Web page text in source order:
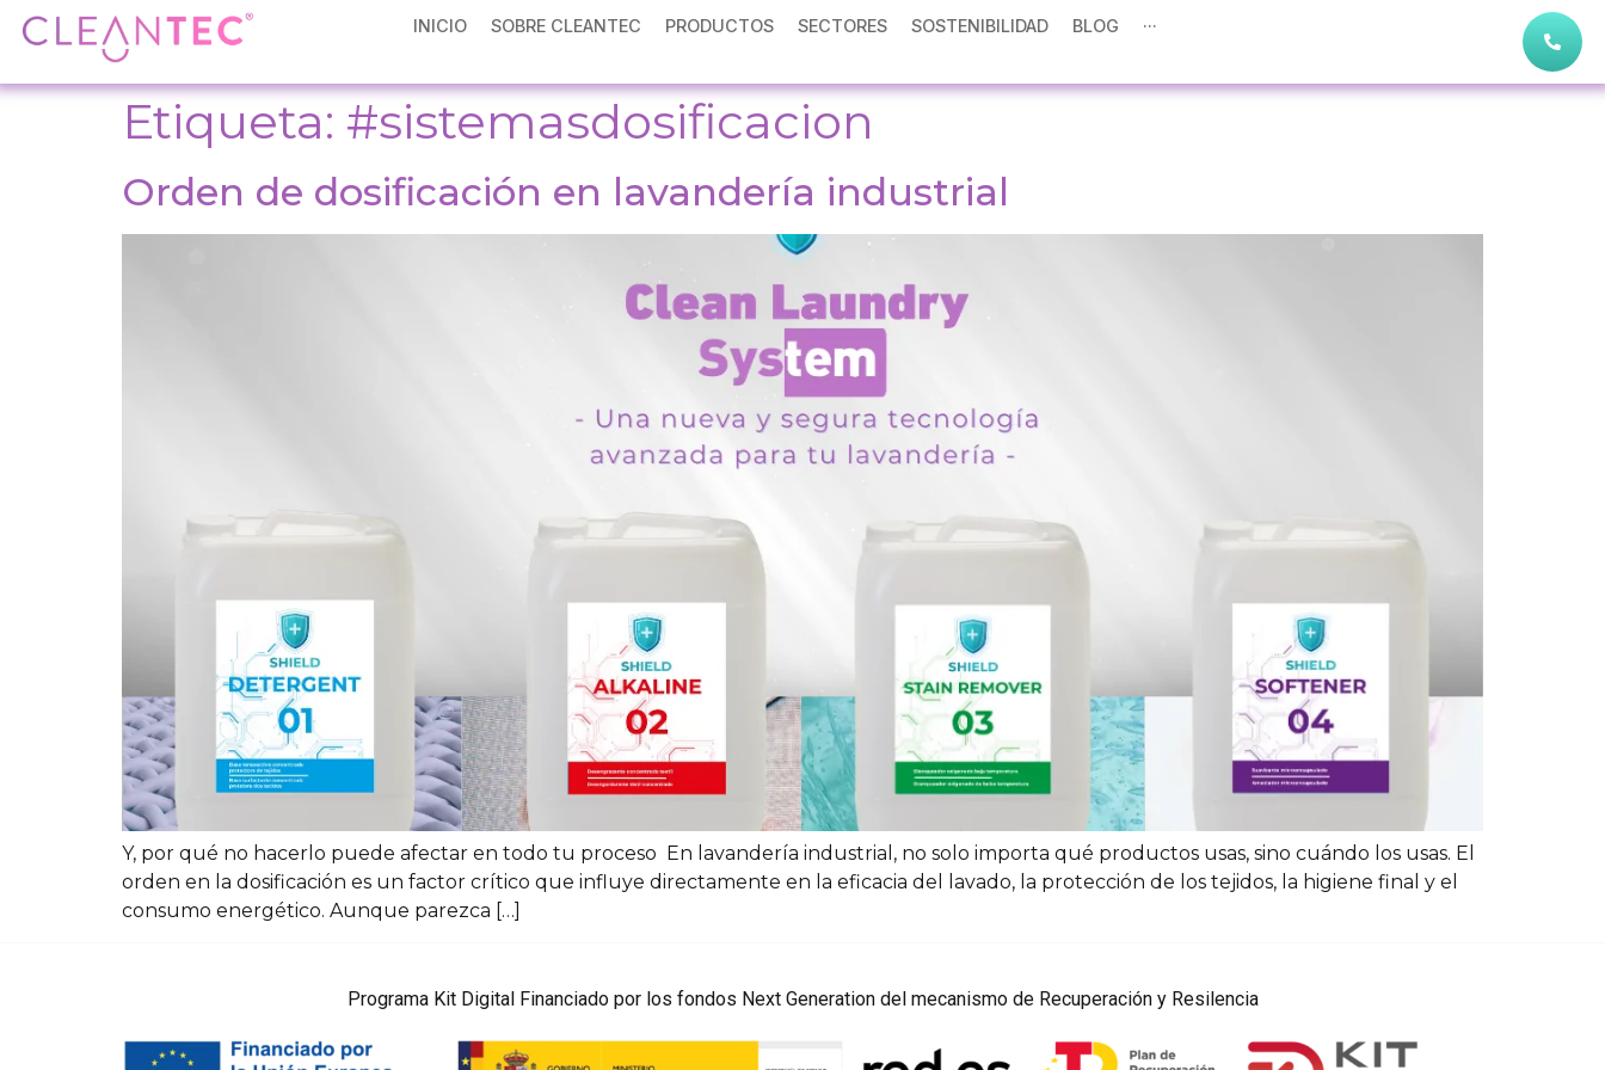
INICIO SOBRE CLEANTEC PRODUCTOS SECTORES SOSTENIBILIDAD BLOG ···
Etiqueta: #sistemasdosificacion
Orden de dosificación en lavandería industrial
Y, por qué no hacerlo puede afectar en todo tu proceso En lavandería industrial, no solo importa qué productos usas, sino cuándo los usas. El
orden en la dosificación es un factor crítico que influye directamente en la eficacia del lavado, la protección de los tejidos, la higiene final y el
consumo energético. Aunque parezca […]
Programa Kit Digital Financiado por los fondos Next Generation del mecanismo de Recuperación y Resilencia